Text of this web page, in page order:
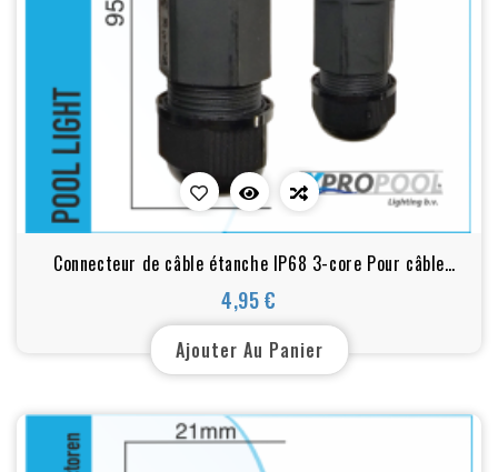
Connecteur de câble étanche IP68 3-core Pour câble
épais 10-14
4,95 €
Prix
Ajouter Au Panier